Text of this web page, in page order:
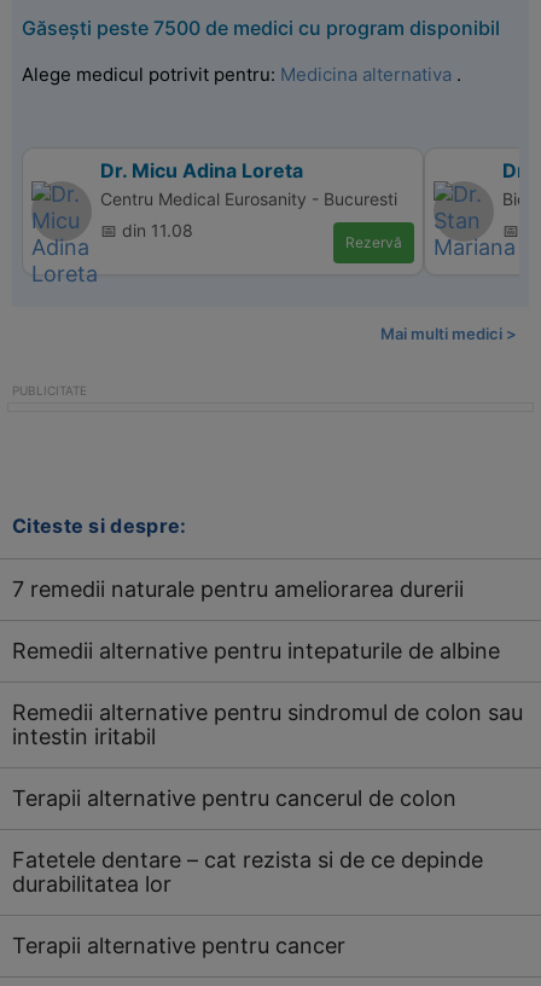
Găsești peste 7500 de medici cu program disponibil
Alege medicul potrivit pentru: Medicina alternativa .
Dr. Micu Adina Loreta
Centru Medical Eurosanity - Bucuresti
📅 din 11.08
Rezervă
Dr.
Bio
📅
Mai multi medici >
Citeste si despre:
7 remedii naturale pentru ameliorarea durerii
Remedii alternative pentru intepaturile de albine
Remedii alternative pentru sindromul de colon sau
intestin iritabil
Terapii alternative pentru cancerul de colon
Fatetele dentare – cat rezista si de ce depinde
durabilitatea lor
Terapii alternative pentru cancer